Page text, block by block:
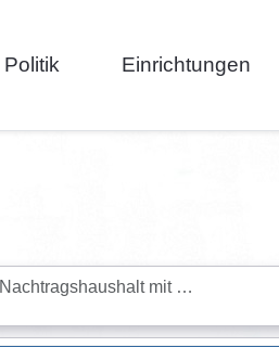
Politik Einrichtungen
Nachtragshaushalt mit …